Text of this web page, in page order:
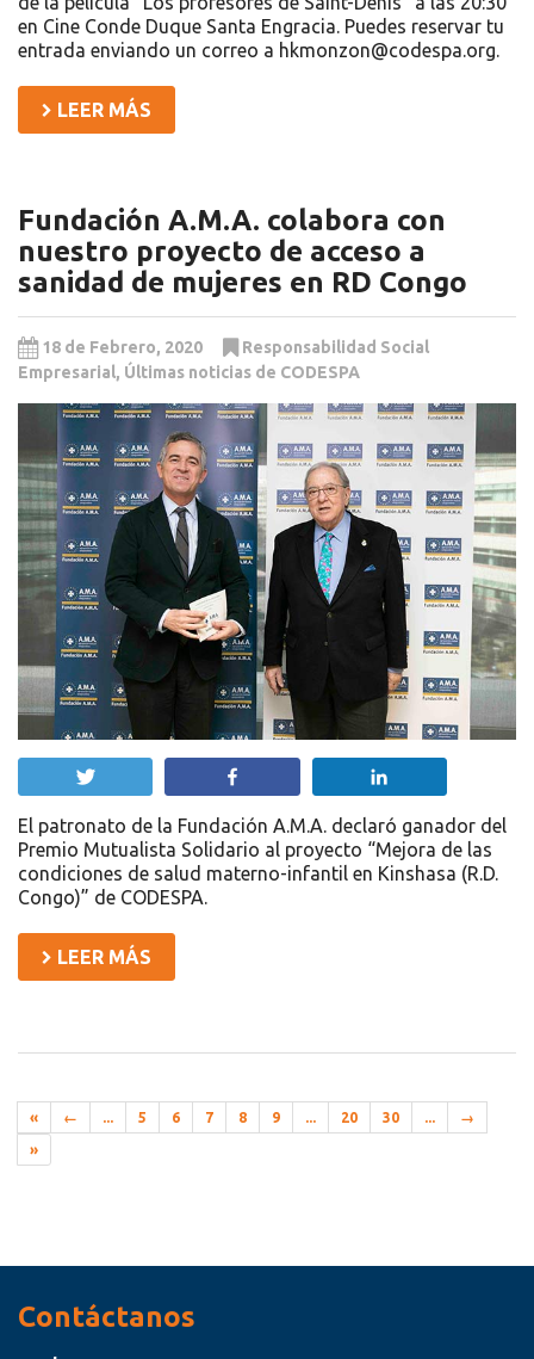
en Cine Conde Duque Santa Engracia. Puedes reservar tu
entrada enviando un correo a hkmonzon@codespa.org.
LEER MÁS
Fundación A.M.A. colabora con
nuestro proyecto de acceso a
sanidad de mujeres en RD Congo
18 de Febrero, 2020
Responsabilidad Social
Empresarial, Últimas noticias de CODESPA
El patronato de la Fundación A.M.A. declaró ganador del
Premio Mutualista Solidario al proyecto “Mejora de las
condiciones de salud materno-infantil en Kinshasa (R.D.
Congo)” de CODESPA.
LEER MÁS
« ← ... 5 6 7 8 9 ... 20 30 ... →
»
Contáctanos